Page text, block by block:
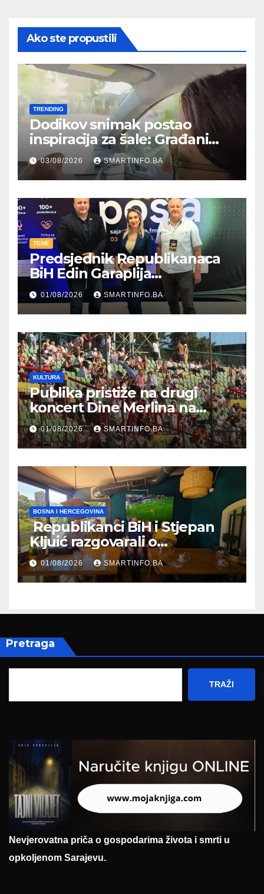
Ako ste propustili
TRENDING
Dodikov snimak postao
inspiracija za šale: Građani
kroz parodiju poslali poruku
03/08/2026 SMARTINFO.BA
TEME
Predsjednik Republikanaca
BiH Edin Garaplija
prisustvovao prezentaciji
Federalnog sajma
zapošljavanja
01/08/2026 SMARTINFO.BA
KULTURA
Publika pristiže na drugi
koncert Dine Merlina na
Koševu
01/08/2026 SMARTINFO.BA
BOSNA I HERCEGOVINA
Republikanci BiH i Stjepan
Kljuić razgovarali o
evropskom putu Bosne i
Hercegovine
01/08/2026 SMARTINFO.BA
Pretraga
TRAŽI
Nevjerovatna priča o gospodarima života i smrti u
opkoljenom Sarajevu.